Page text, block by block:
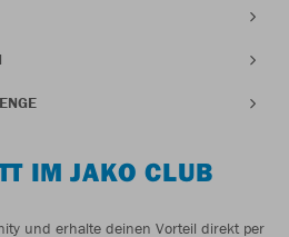
IM JAKO CLUB
und erhalte deinen Vorteil direkt per